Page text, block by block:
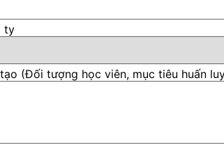
ty
(Đối tượng học viên, mục tiêu huấn